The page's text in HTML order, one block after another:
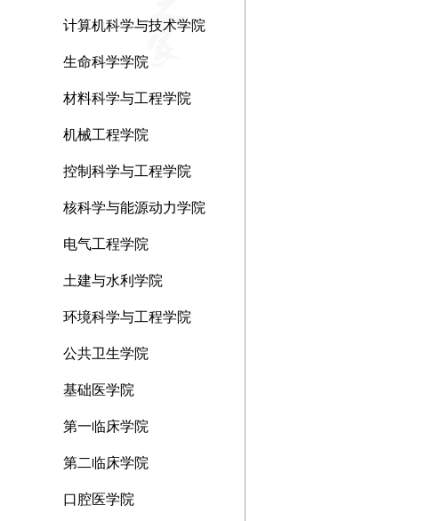
计算机科学与技术学院
生命科学学院
材料科学与工程学院
机械工程学院
控制科学与工程学院
核科学与能源动力学院
电气工程学院
土建与水利学院
环境科学与工程学院
公共卫生学院
基础医学院
第一临床学院
第二临床学院
口腔医学院